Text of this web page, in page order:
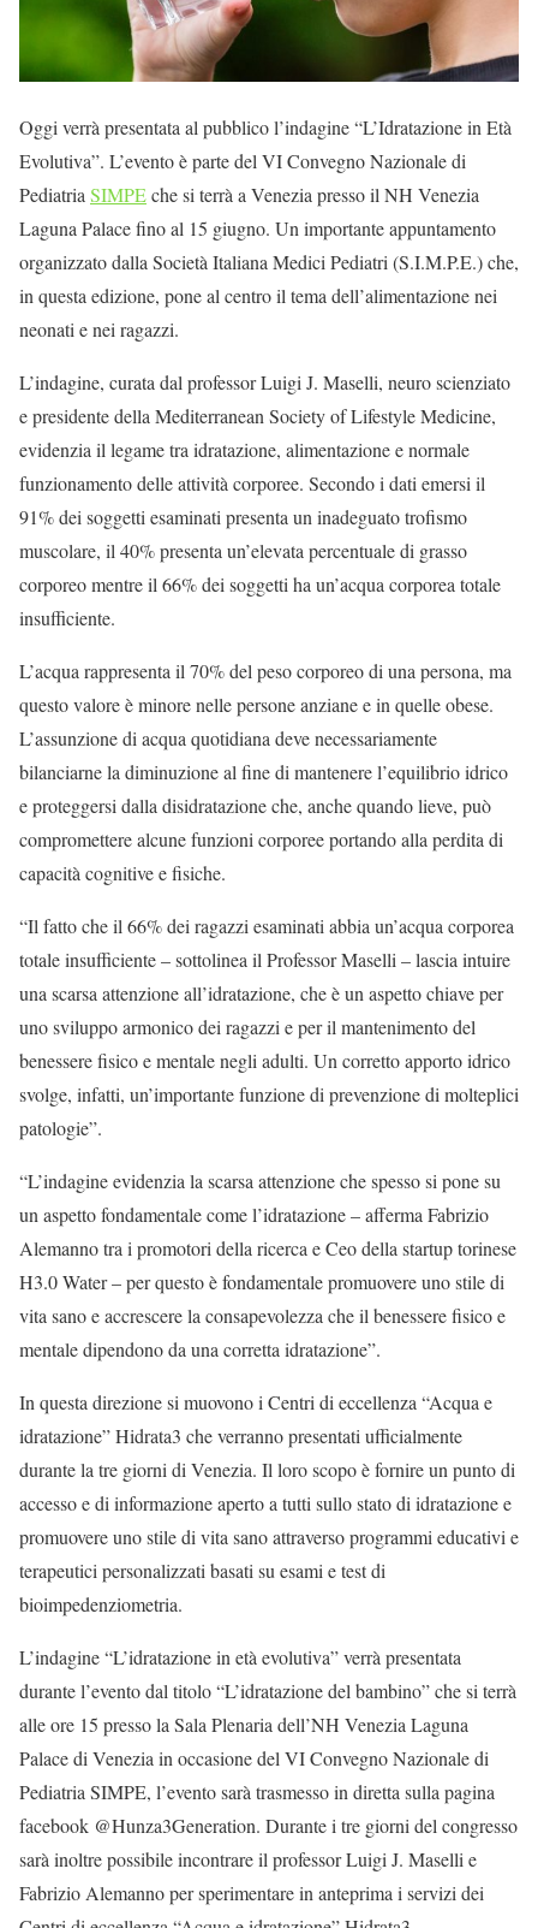
Oggi verrà presentata al pubblico l’indagine “L’Idratazione in Età
Evolutiva”. L’evento è parte del VI Convegno Nazionale di
Pediatria SIMPEche si terrà a Venezia presso il NH Venezia
Laguna Palace fino al 15 giugno. Un importante appuntamento
organizzato dalla Società Italiana Medici Pediatri (S.I.M.P.E.) che,
in questa edizione, pone al centro il tema dell’alimentazione nei
neonati e nei ragazzi.
L’indagine, curata dal professor Luigi J. Maselli, neuro scienziato
e presidente della Mediterranean Society of Lifestyle Medicine,
evidenzia il legame tra idratazione, alimentazione e normale
funzionamento delle attività corporee. Secondo i dati emersi il
91% dei soggetti esaminati presenta un inadeguato trofismo
muscolare, il 40% presenta un’elevata percentuale di grasso
corporeo mentre il 66% dei soggetti ha un’acqua corporea totale
insufficiente.
L’acqua rappresenta il 70% del peso corporeo di una persona, ma
questo valore è minore nelle persone anziane e in quelle obese.
L’assunzione di acqua quotidiana deve necessariamente
bilanciarne la diminuzione al fine di mantenere l’equilibrio idrico
e proteggersi dalla disidratazione che, anche quando lieve, può
compromettere alcune funzioni corporee portando alla perdita di
capacità cognitive e fisiche.
“Il fatto che il 66% dei ragazzi esaminati abbia un’acqua corporea
totale insufficiente – sottolinea il Professor Maselli – lascia intuire
una scarsa attenzione all’idratazione, che è un aspetto chiave per
uno sviluppo armonico dei ragazzi e per il mantenimento del
benessere fisico e mentale negli adulti. Un corretto apporto idrico
svolge, infatti, un’importante funzione di prevenzione di molteplici
patologie”.
“L’indagine evidenzia la scarsa attenzione che spesso si pone su
un aspetto fondamentale come l’idratazione – afferma Fabrizio
Alemanno tra i promotori della ricerca e Ceo della startup torinese
H3.0 Water – per questo è fondamentale promuovere uno stile di
vita sano e accrescere la consapevolezza che il benessere fisico e
mentale dipendono da una corretta idratazione”.
In questa direzione si muovono i Centri di eccellenza “Acqua e
idratazione” Hidrata3 che verranno presentati ufficialmente
durante la tre giorni di Venezia. Il loro scopo è fornire un punto di
accesso e di informazione aperto a tutti sullo stato di idratazione e
promuovere uno stile di vita sano attraverso programmi educativi e
terapeutici personalizzati basati su esami e test di
bioimpedenziometria.
L’indagine “L’idratazione in età evolutiva” verrà presentata
durante l’evento dal titolo “L’idratazione del bambino” che si terrà
alle ore 15 presso la Sala Plenaria dell’NH Venezia Laguna
Palace di Venezia in occasione del VI Convegno Nazionale di
Pediatria SIMPE, l’evento sarà trasmesso in diretta sulla pagina
facebook @Hunza3Generation. Durante i tre giorni del congresso
sarà inoltre possibile incontrare il professor Luigi J. Maselli e
Fabrizio Alemanno per sperimentare in anteprima i servizi dei